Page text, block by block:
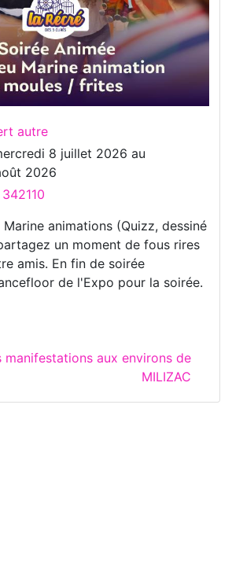
autre
8 juillet 2026 au
2026
animations (Quizz, dessiné
un moment de fous rires
amis. En fin de soirée
de l'Expo pour la soirée.
manifestations aux environs de
MILIZAC